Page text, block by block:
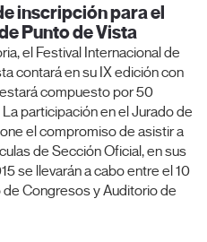
inscripción para el
Punto de Vista
el Festival Internacional de
contará en su IX edición con
compuesto por 50
participación en el Jurado de
el compromiso de asistir a
de Sección Oficial, en sus
se llevarán a cabo entre el 10
de Congresos y Auditorio de